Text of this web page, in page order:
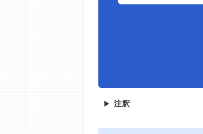
▶ 注釈